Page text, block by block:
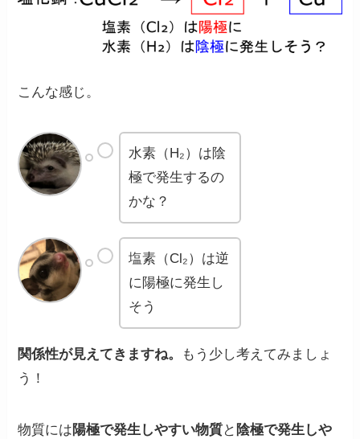
こんな感じ。
水素（H₂）は陰
極で発生するの
かな？
塩素（Cl₂）は逆
に陽極に発生し
そう
関係性が見えてきますね。
もう少し考えてみましょ
う！
物質には陽極で発生しやすい物質と 陰極で発生しや